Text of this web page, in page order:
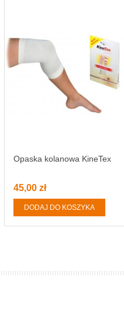
Opaska kolanowa KineTex
45,00 zł
DODAJ DO KOSZYKA